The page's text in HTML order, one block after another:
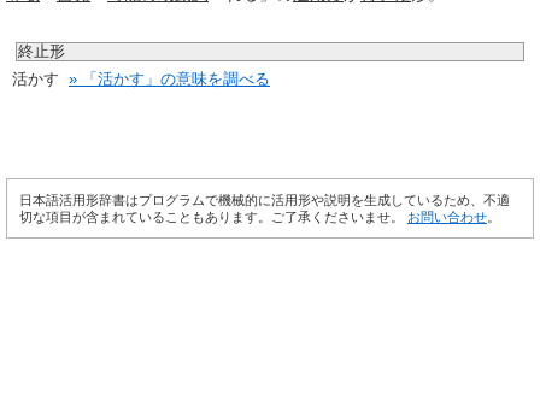
終止形
活かす » 「活かす」の意味を調べる
日本語活用形辞書はプログラムで機械的に活用形や説明を生成しているため、不適
切な項目が含まれていることもあります。ご了承くださいませ。 お問い合わせ